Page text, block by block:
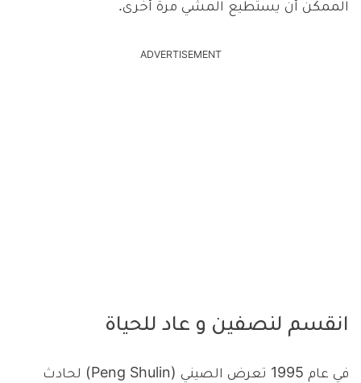
الممكن أن يستطيع المشي مرة أخرى.
ADVERTISEMENT
انقسم لنصفين و عاد للحياة
في عام 1995 تعرض الصيني (Peng Shulin) لحادث